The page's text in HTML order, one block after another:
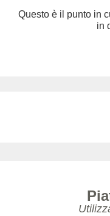
Questo è il punto in
in